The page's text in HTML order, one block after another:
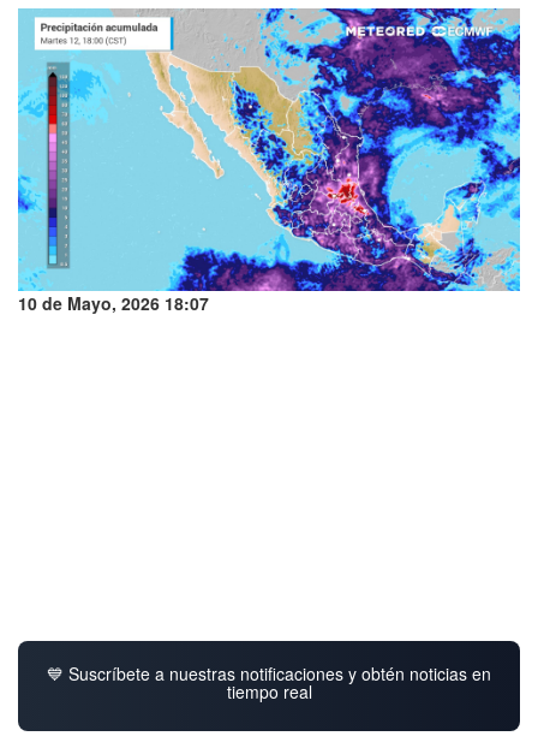
10 de Mayo, 2026 18:07
💙 Suscríbete a nuestras notificaciones y obtén noticias en
tiempo real